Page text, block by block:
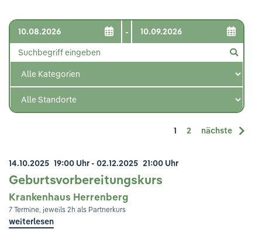
Der Klinikverbund Südwest
Standorte & Kontakt
Ihre Meinung ist uns wichtig!
-
1 2 nächste
14.10.2025 19:00 Uhr - 02.12.2025 21:00 Uhr
Geburtsvorbereitungskurs
Krankenhaus Herrenberg
7 Termine, jeweils 2h als Partnerkurs
weiterlesen